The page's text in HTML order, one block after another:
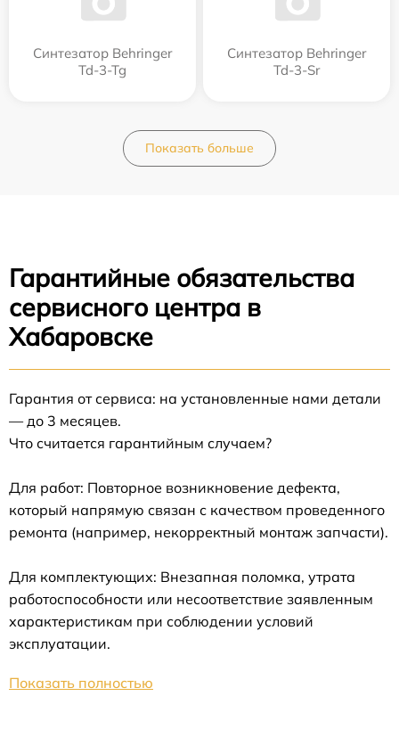
Синтезатор Behringer
Td-3-Tg
Синтезатор Behringer
Td-3-Sr
Показать больше
Гарантийные обязательства
сервисного центра в
Хабаровске
Гарантия от сервиса: на установленные нами детали
— до 3 месяцев.
Что считается гарантийным случаем?
Для работ: Повторное возникновение дефекта,
который напрямую связан с качеством проведенного
ремонта (например, некорректный монтаж запчасти).
Для комплектующих: Внезапная поломка, утрата
работоспособности или несоответствие заявленным
характеристикам при соблюдении условий
эксплуатации.
Показать полностью